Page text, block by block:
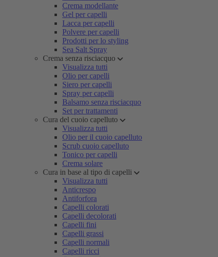
Crema modellante
Gel per capelli
Lacca per capelli
Polvere per capelli
Prodotti per lo styling
Sea Salt Spray
Crema senza risciacquo
Visualizza tutti
Olio per capelli
Siero per capelli
Spray per capelli
Balsamo senza risciacquo
Set per trattamenti
Cura del cuoio capelluto
Visualizza tutti
Olio per il cuoio capelluto
Scrub cuoio capelluto
Tonico per capelli
Crema solare
Cura in base al tipo di capelli
Visualizza tutti
Anticrespo
Antiforfora
Capelli colorati
Capelli decolorati
Capelli fini
Capelli grassi
Capelli normali
Capelli ricci